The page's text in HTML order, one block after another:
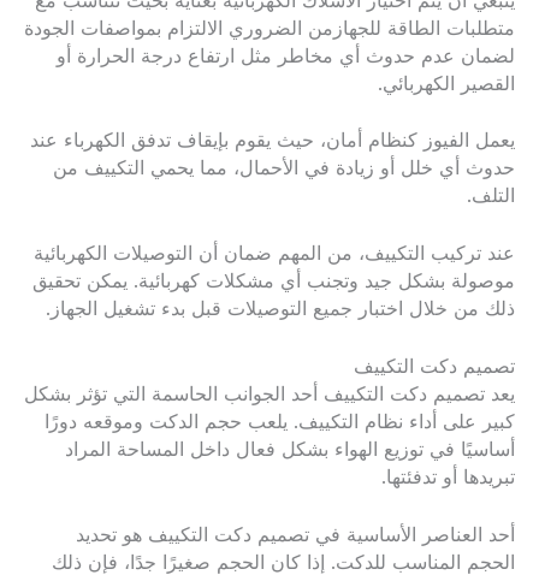
متطلبات الطاقة للجهازمن الضروري الالتزام بمواصفات الجودة
لضمان عدم حدوث أي مخاطر مثل ارتفاع درجة الحرارة أو
القصير الكهربائي.
يعمل الفيوز كنظام أمان، حيث يقوم بإيقاف تدفق الكهرباء عند
حدوث أي خلل أو زيادة في الأحمال، مما يحمي التكييف من
التلف.
عند تركيب التكييف، من المهم ضمان أن التوصيلات الكهربائية
موصولة بشكل جيد وتجنب أي مشكلات كهربائية. يمكن تحقيق
ذلك من خلال اختبار جميع التوصيلات قبل بدء تشغيل الجهاز.
تصميم دكت التكييف
يعد تصميم دكت التكييف أحد الجوانب الحاسمة التي تؤثر بشكل
كبير على أداء نظام التكييف. يلعب حجم الدكت وموقعه دورًا
أساسيًا في توزيع الهواء بشكل فعال داخل المساحة المراد
تبريدها أو تدفئتها.
أحد العناصر الأساسية في تصميم دكت التكييف هو تحديد
الحجم المناسب للدكت. إذا كان الحجم صغيرًا جدًا، فإن ذلك